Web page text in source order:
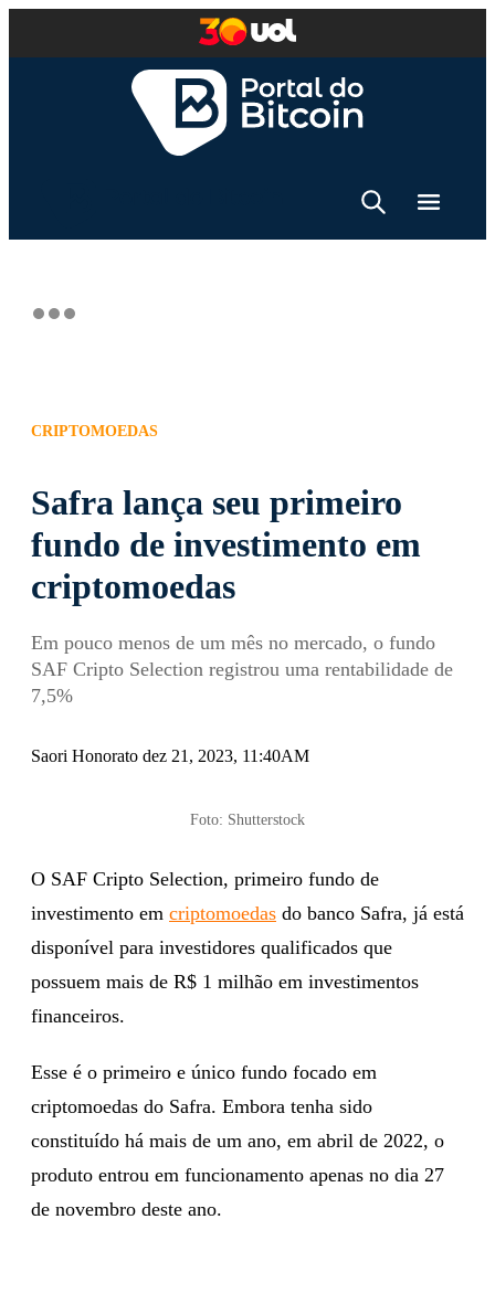
CRIPTOMOEDAS
Safra lança seu primeiro
fundo de investimento em
criptomoedas
Em pouco menos de um mês no mercado, o fundo
SAF Cripto Selection registrou uma rentabilidade de
7,5%
Saori Honorato dez 21, 2023, 11:40AM
Foto: Shutterstock
O SAF Cripto Selection, primeiro fundo de
investimento em criptomoedas do banco Safra, já está
disponível para investidores qualificados que
possuem mais de R$ 1 milhão em investimentos
financeiros.
Esse é o primeiro e único fundo focado em
criptomoedas do Safra. Embora tenha sido
constituído há mais de um ano, em abril de 2022, o
produto entrou em funcionamento apenas no dia 27
de novembro deste ano.